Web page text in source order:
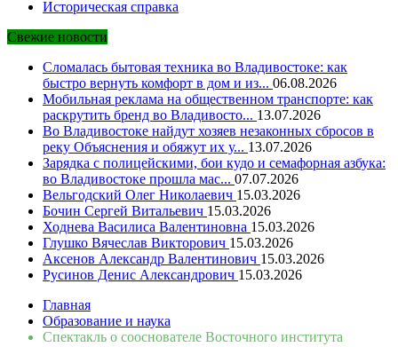
Историческая справка
Свежие новости
Сломалась бытовая техника во Владивостоке: как
быстро вернуть комфорт в дом и из... 06.08.2026
Мобильная реклама на общественном транспорте: как
раскрутить бренд во Владивосто... 13.07.2026
Во Владивостоке найдут хозяев незаконных сбросов в
реку Объяснения и обяжут их у... 13.07.2026
Зарядка с полицейскими, бои кудо и семафорная азбука:
во Владивостоке прошла мас... 07.07.2026
Вельгодский Олег Николаевич 15.03.2026
Бочин Сергей Витальевич 15.03.2026
Ходнева Василиса Валентиновна 15.03.2026
Глушко Вячеслав Викторович 15.03.2026
Аксенов Александр Валентинович 15.03.2026
Русинов Денис Александрович 15.03.2026
Главная
Образование и наука
Спектакль о сооснователе Восточного института